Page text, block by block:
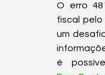
O erro
fiscal pelo
um
é